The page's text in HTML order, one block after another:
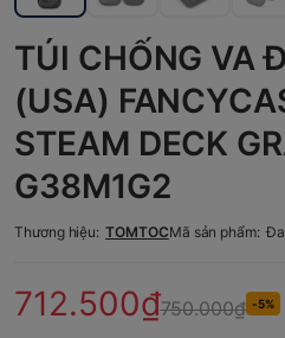
TÚI CHỐNG VA
(USA)
STEAM DECK
G38M1G2
Thương hiệu: TOMTOCMã sản phẩm:
712.500₫750.000₫ -5%